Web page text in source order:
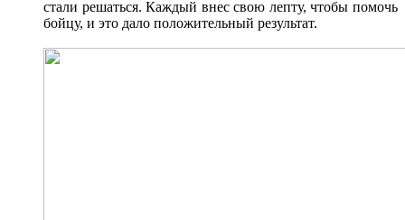
стали решаться. Каждый внес свою лепту, чтобы помочь
бойцу, и это дало положительный результат.